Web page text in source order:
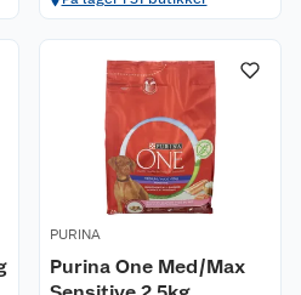
PURINA
Purina One Med/Max